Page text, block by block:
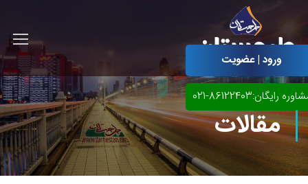
ورود | عضویت
رایگان:86122403-021
مقالات